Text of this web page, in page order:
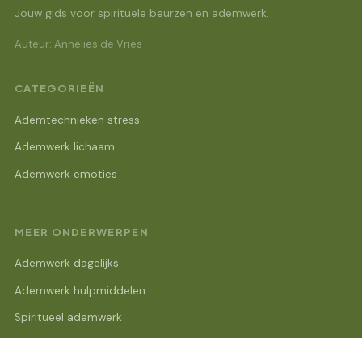
Jouw gids voor spirituele beurzen en ademwerk.
Auteur: Annelies de Vries
CATEGORIEËN
Ademtechnieken stress
Ademwerk lichaam
Ademwerk emoties
MEER ONDERWERPEN
Ademwerk dagelijks
Ademwerk hulpmiddelen
Spiritueel ademwerk